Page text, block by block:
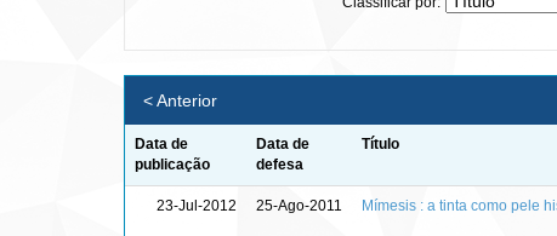
< Anterior
Data de
publicação
Data de
defesa
Título
23-Jul-2012 25-Ago-2011 Mímesis : a tinta como pele